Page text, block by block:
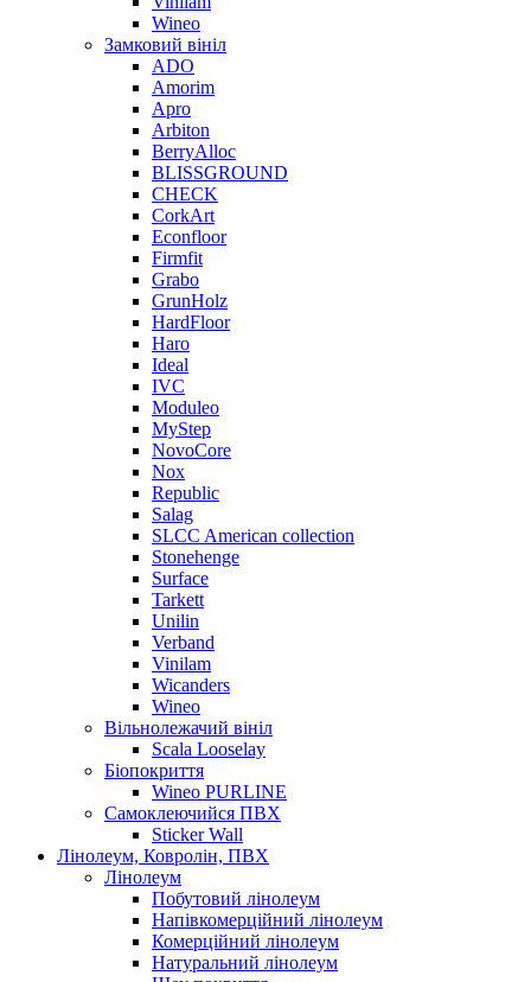
Wineo
Замковий вініл
ADO
Amorim
Apro
Arbiton
BerryAlloc
BLISSGROUND
CHECK
CorkArt
Econfloor
Firmfit
Grabo
GrunHolz
HardFloor
Haro
Ideal
IVC
Moduleo
MyStep
NovoCore
Nox
Republic
Salag
SLCC American collection
Stonehenge
Surface
Tarkett
Unilin
Verband
Vinilam
Wicanders
Wineo
Вільнолежачий вініл
Scala Looselay
Біопокриття
Wineo PURLINE
Самоклеючийся ПВХ
Sticker Wall
Лінолеум, Ковролін, ПВХ
Лінолеум
Побутовий лінолеум
Напівкомерційний лінолеум
Комерційний лінолеум
Натуральний лінолеум